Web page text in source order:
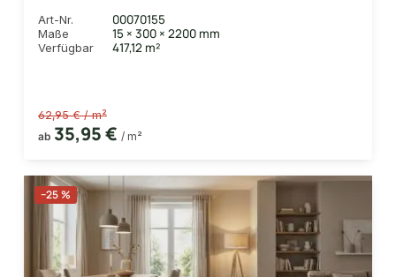
Art-Nr. 00070155
Maße 15 × 300 × 2200 mm
Verfügbar 417,12 m²
62,95 € / m²
ab 35,95 € / m²
−25 %